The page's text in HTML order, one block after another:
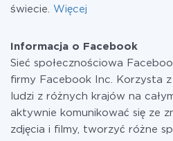
świecie. Więcej
Informacja o Facebook
Sieć społecznościowa
firmy Facebook Inc. Korzysta
ludzi z różnych krajów na
aktywnie komunikować się ze
zdjęcia i filmy, tworzyć różne